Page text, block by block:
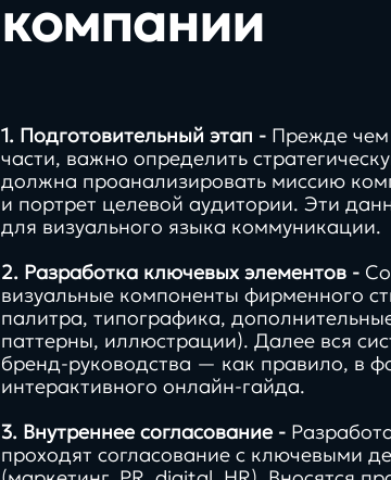
компании
1. Подготовительный этап - Прежде чем
части, важно определить
должна проанализировать миссию
и портрет целевой аудитории. Эти
для визуального языка коммуникации.
2. Разработка ключевых элементов -
визуальные компоненты фирменного
палитра, типографика,
паттерны, иллюстрации). Далее вся
бренд-руководства — как правило, в
интерактивного онлайн-гайда.
3. Внутреннее согласование -
проходят согласование с ключевыми